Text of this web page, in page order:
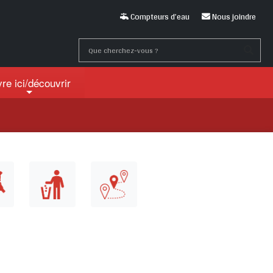
Compteurs d’eau Nous joindre
ici/découvrir